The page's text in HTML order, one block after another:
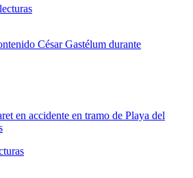
lecturas
César Gastélum durante
en accidente en tramo de Playa del